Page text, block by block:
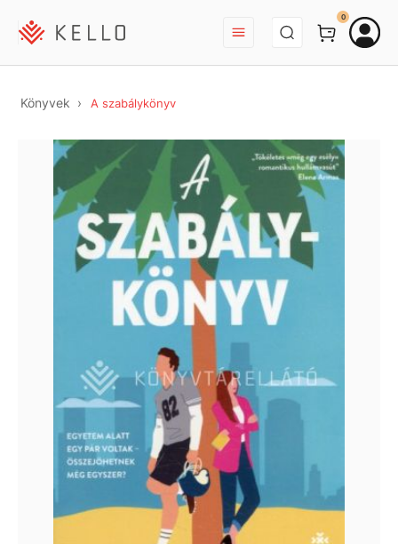
BEJELENTKEZÉS
0
Könyvek A szabálykönyv